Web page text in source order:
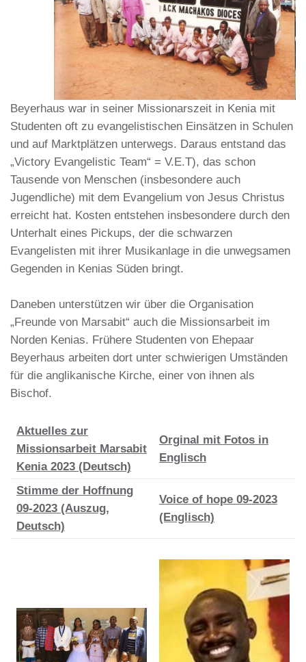
Beyerhaus war in seiner Missionarszeit in Kenia mit
Studenten oft zu evangelistischen Einsätzen in Schulen
und auf Marktplätzen unterwegs. Daraus entstand das
„Victory Evangelistic Team“ = V.E.T), das schon
Tausende von Menschen (insbesondere auch
Jugendliche) mit dem Evangelium von Jesus Christus
erreicht hat. Kosten entstehen insbesondere durch den
Unterhalt eines Pickups, der die schwarzen
Evangelisten mit ihrer Musikanlage in die unwegsamen
Gegenden in Kenias Süden bringt.
Daneben unterstützen wir über die Organisation
„Freunde von Marsabit“ auch die Missionsarbeit im
Norden Kenias. Frühere Studenten von Ehepaar
Beyerhaus arbeiten dort unter schwierigen Umständen
für die anglikanische Kirche, einer von ihnen als
Bischof.
Aktuelles zur
Missionsarbeit Marsabit
Kenia 2023 (Deutsch)
Orginal mit Fotos in
Englisch
Stimme der Hoffnung
09-2023 (Auszug,
Deutsch)
Voice of hope 09-2023
(Englisch)